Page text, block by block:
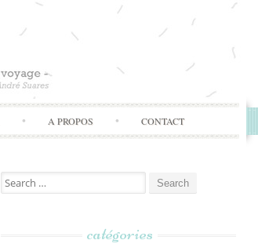
A PROPOS CONTACT
Search
for:
catégories